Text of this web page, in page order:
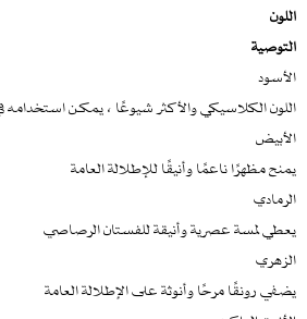
اللون
التوصية
الأسود
اللون الكلاسيكي والأكثر شيوعًا ، يمكن استخدامه
الأبيض
يمنح مظهرًا ناعمًا وأنيقًا للإطلالة العامة
الرمادي
يعطي لمسة عصرية وأنيقة للفستان الرصاصي
الزهري
يضفي رونقًا مرحًا وأنوثة على الإطلالة العامة